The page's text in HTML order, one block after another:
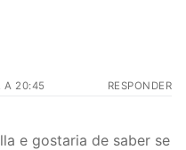
A 20:45 RESPONDER
e gostaria de saber se